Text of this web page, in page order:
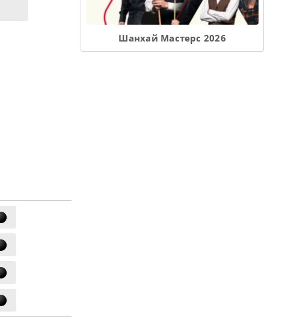
Шанхай Мастерс 2026